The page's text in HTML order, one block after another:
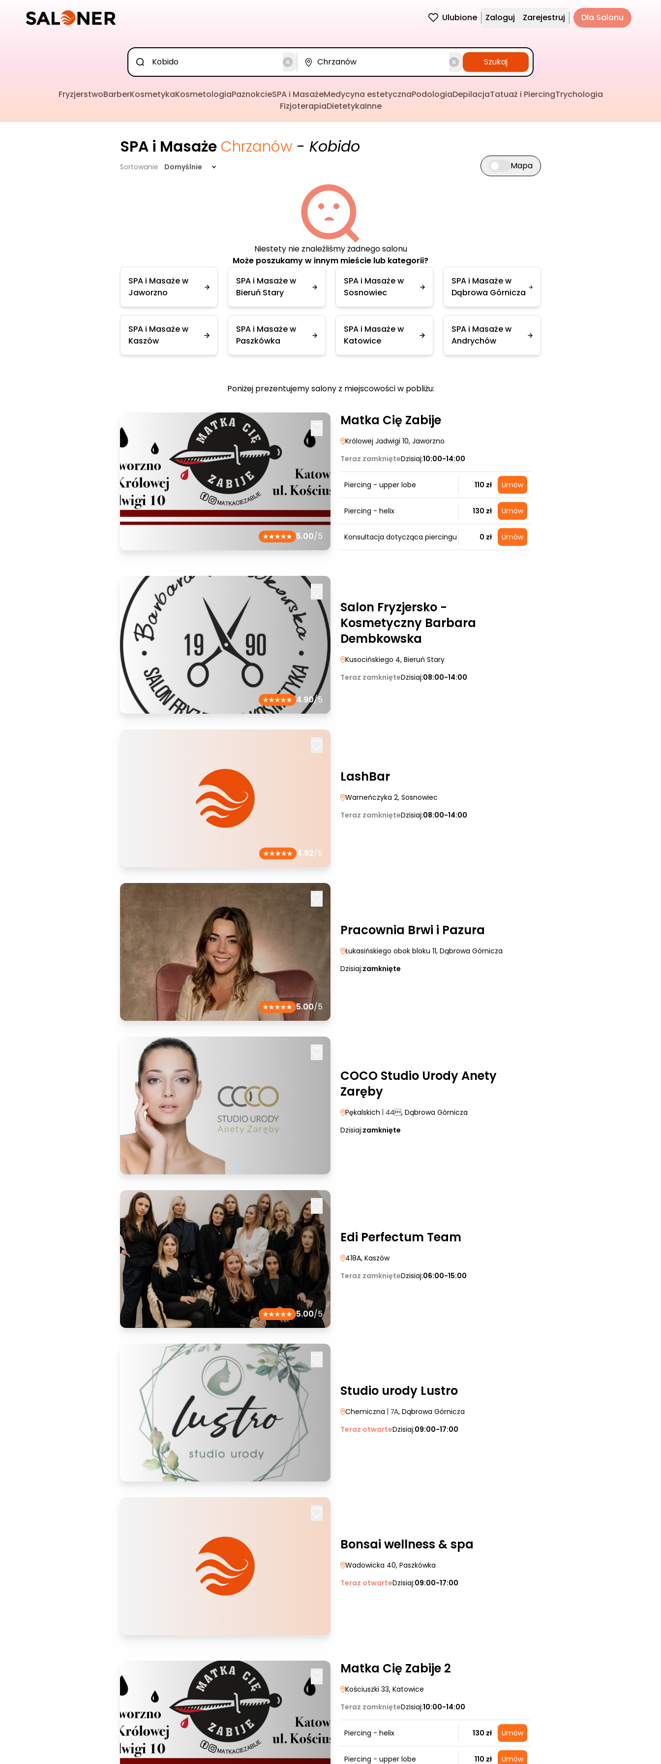
Ulubione Zaloguj Zarejestruj Dla Salonu
Szukaj
FryzjerstwoBarberKosmetykaKosmetologiaPaznokcieSPA i MasażeMedycyna estetycznaPodologiaDepilacjaTatuaż i PiercingTrychologia
FizjoterapiaDietetykaInne
SPA i Masaże Chrzanów - Kobido
Sortowanie Domyślnie Przełącz widok mapy
Mapa
Niestety nie znaleźliśmy żadnego salonu
Może poszukamy w innym mieście lub kategorii?
SPA i Masaże w
Jaworzno
SPA i Masaże w
Bieruń Stary
SPA i Masaże w
Sosnowiec
SPA i Masaże w
Dąbrowa Górnicza
SPA i Masaże w
Kaszów
SPA i Masaże w
Paszkówka
SPA i Masaże w
Katowice
SPA i Masaże w
Andrychów
Poniżej prezentujemy salony z miejscowości w pobliżu:
5.00/5
Matka Cię Zabije
Królowej Jadwigi 10, Jaworzno
Teraz zamknięteDzisiaj:10:00-14:00
Piercing - upper lobe 110 zł Umów
Piercing - helix 130 zł Umów
Konsultacja dotycząca piercingu 0 zł Umów
4.90/5
Salon Fryzjersko -
Kosmetyczny Barbara
Dembkowska
Kusocińskiego 4, Bieruń Stary
Teraz zamknięteDzisiaj:08:00-14:00
4.92/5
LashBar
Warneńczyka 2, Sosnowiec
Teraz zamknięteDzisiaj:08:00-14:00
5.00/5
Pracownia Brwi i Pazura
Łukasińskiego obok bloku 11, Dąbrowa Górnicza
Dzisiaj:zamknięte
COCO Studio Urody Anety
Zaręby
Pękalskich | 44, Dąbrowa Górnicza
Dzisiaj:zamknięte
5.00/5
Edi Perfectum Team
418A, Kaszów
Teraz zamknięteDzisiaj:06:00-15:00
Studio urody Lustro
Chemiczna | 7A, Dąbrowa Górnicza
Teraz otwarteDzisiaj:09:00-17:00
Bonsai wellness & spa
Wadowicka 40, Paszkówka
Teraz otwarteDzisiaj:09:00-17:00
Matka Cię Zabije 2
Kościuszki 33, Katowice
Teraz zamknięteDzisiaj:10:00-14:00
Piercing - helix 130 zł Umów
Piercing - upper lobe 110 zł Umów